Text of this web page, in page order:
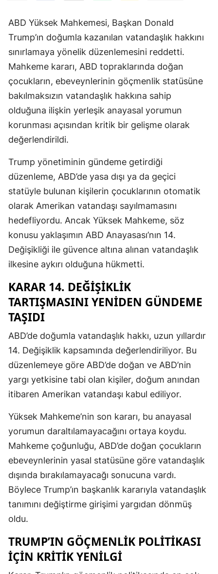
ABD Yüksek Mahkemesi, Başkan Donald
Trump’ın doğumla kazanılan vatandaşlık hakkını
sınırlamaya yönelik düzenlemesini reddetti.
Mahkeme kararı, ABD topraklarında doğan
çocukların, ebeveynlerinin göçmenlik statüsüne
bakılmaksızın vatandaşlık hakkına sahip
olduğuna ilişkin yerleşik anayasal yorumun
korunması açısından kritik bir gelişme olarak
değerlendirildi.
Trump yönetiminin gündeme getirdiği
düzenleme, ABD’de yasa dışı ya da geçici
statüyle bulunan kişilerin çocuklarının otomatik
olarak Amerikan vatandaşı sayılmamasını
hedefliyordu. Ancak Yüksek Mahkeme, söz
konusu yaklaşımın ABD Anayasası’nın 14.
Değişikliği ile güvence altına alınan vatandaşlık
ilkesine aykırı olduğuna hükmetti.
KARAR 14. DEĞIŞIKLIK
TARTIŞMASINI YENIDEN GÜNDEME
TAŞIDI
ABD’de doğumla vatandaşlık hakkı, uzun yıllardır
14. Değişiklik kapsamında değerlendiriliyor. Bu
düzenlemeye göre ABD’de doğan ve ABD’nin
yargı yetkisine tabi olan kişiler, doğum anından
itibaren Amerikan vatandaşı kabul ediliyor.
Yüksek Mahkeme’nin son kararı, bu anayasal
yorumun daraltılamayacağını ortaya koydu.
Mahkeme çoğunluğu, ABD’de doğan çocukların
ebeveynlerinin yasal statüsüne göre vatandaşlık
dışında bırakılamayacağı sonucuna vardı.
Böylece Trump’ın başkanlık kararıyla vatandaşlık
tanımını değiştirme girişimi yargıdan dönmüş
oldu.
TRUMP’IN GÖÇMENLIK POLITIKASI
İÇIN KRITIK YENILGI